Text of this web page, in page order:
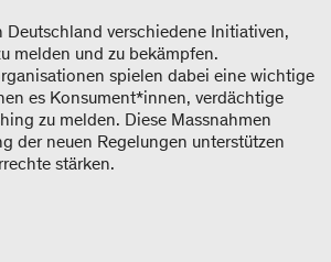
Deutschland verschiedene Initiativen,
melden und zu bekämpfen.
spielen dabei eine wichtige
es Konsument*innen, verdächtige
zu melden. Diese Massnahmen
der neuen Regelungen unterstützen
stärken.